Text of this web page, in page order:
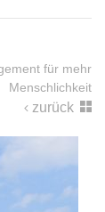
für mehr
Menschlichkeit
zurück